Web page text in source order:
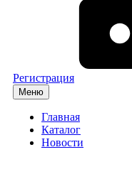
Регистрация
Меню
Главная
Каталог
Новости